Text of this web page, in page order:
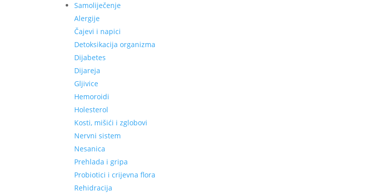
Samoliječenje
Alergije
Čajevi i napici
Detoksikacija organizma
Dijabetes
Dijareja
Gljivice
Hemoroidi
Holesterol
Kosti, mišići i zglobovi
Nervni sistem
Nesanica
Prehlada i gripa
Probiotici i crijevna flora
Rehidracija